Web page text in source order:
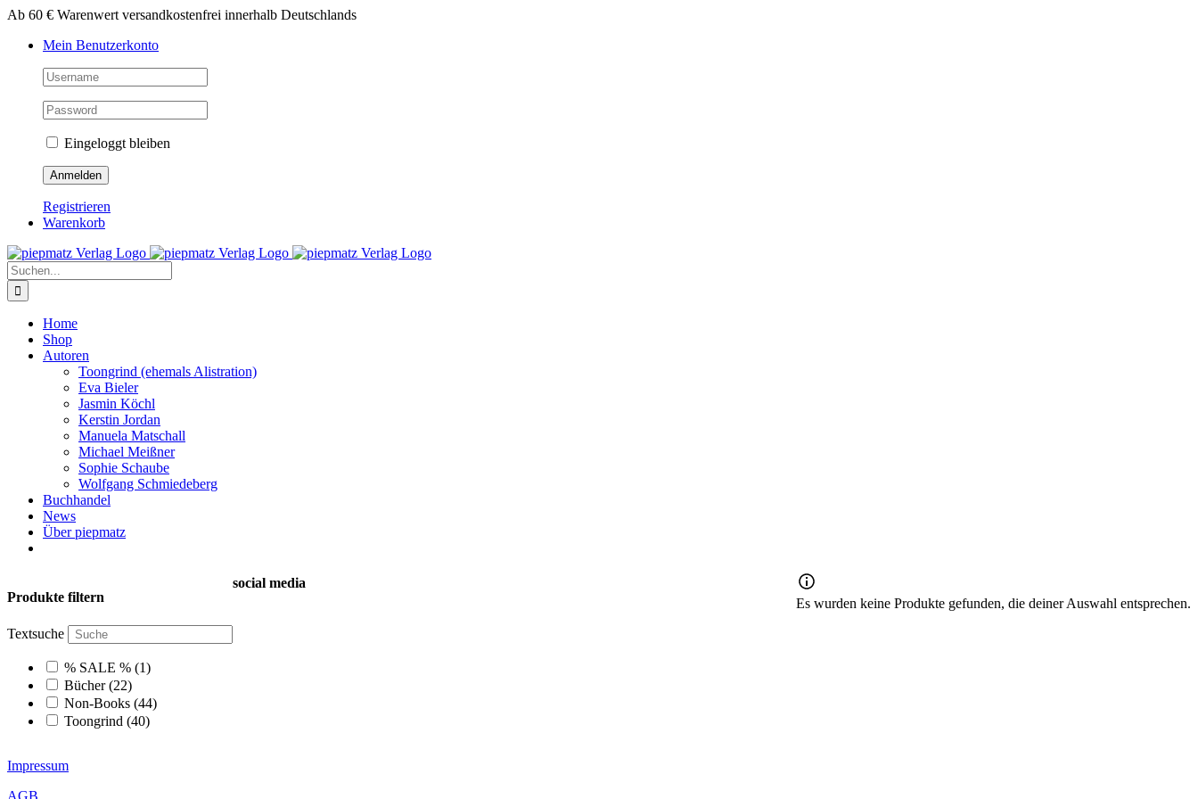
Zum
springen
Ab 60 € Warenwert versandkostenfrei innerhalb Deutschlands
Mein Benutzerkonto
Eingeloggt bleiben
Registrieren
Warenkorb
Suche
nach:
Home
Shop
Autoren
Toongrind (ehemals Alistration)
Eva Bieler
Jasmin Köchl
Kerstin Jordan
Manuela Matschall
Michael Meißner
Sophie Schaube
Wolfgang Schmiedeberg
Buchhandel
News
Über piepmatz
Es wurden keine Produkte gefunden, die deiner Auswahl entsprechen.
Produkte filtern
Textsuche
% SALE % (1)
Bücher(22)
Non-Books (44)
Toongrind (40)
social media
Impressum
AGB